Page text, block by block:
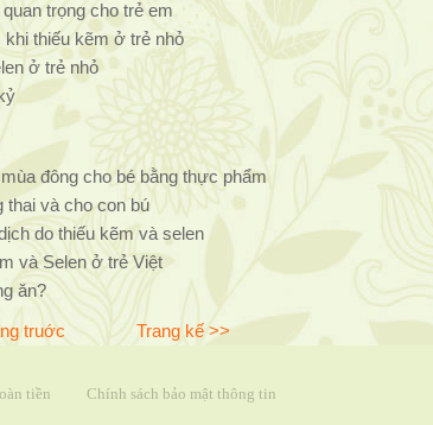
trọng cho trẻ em
thiếu kẽm ở trẻ nhỏ
ở trẻ nhỏ
đông cho bé bằng thực phẩm
thai và cho con bú
do thiếu kẽm và selen
và Selen ở trẻ Việt
ăn?
truớc Trang kế >>
tiền Chính sách bảo mật thông tin